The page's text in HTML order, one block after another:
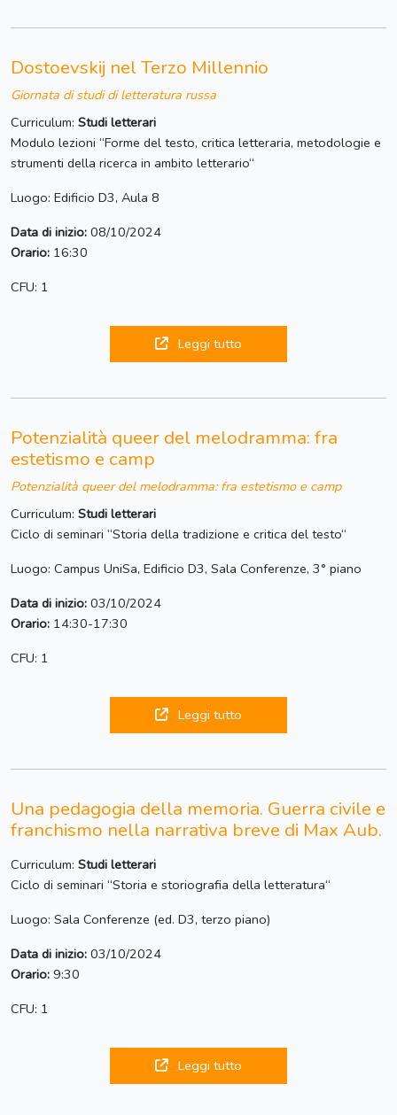
Dostoevskij nel Terzo Millennio
Giornata di studi di letteratura russa
Curriculum: Studi letterari
Modulo lezioni “Forme del testo, critica letteraria, metodologie e
strumenti della ricerca in ambito letterario“
Luogo: Edificio D3, Aula 8
Data di inizio: 08/10/2024
Orario: 16:30
CFU: 1
Leggi tutto
Potenzialità queer del melodramma: fra
estetismo e camp
Potenzialità queer del melodramma: fra estetismo e camp
Curriculum: Studi letterari
Ciclo di seminari “Storia della tradizione e critica del testo“
Luogo: Campus UniSa, Edificio D3, Sala Conferenze, 3° piano
Data di inizio: 03/10/2024
Orario: 14:30-17:30
CFU: 1
Leggi tutto
Una pedagogia della memoria. Guerra civile e
franchismo nella narrativa breve di Max Aub.
Curriculum: Studi letterari
Ciclo di seminari “Storia e storiografia della letteratura“
Luogo: Sala Conferenze (ed. D3, terzo piano)
Data di inizio: 03/10/2024
Orario: 9:30
CFU: 1
Leggi tutto